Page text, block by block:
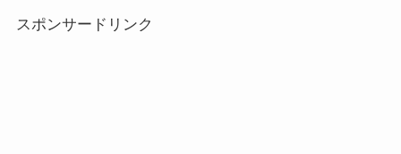
スポンサードリンク